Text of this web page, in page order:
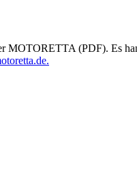
MOTORETTA (PDF). Es